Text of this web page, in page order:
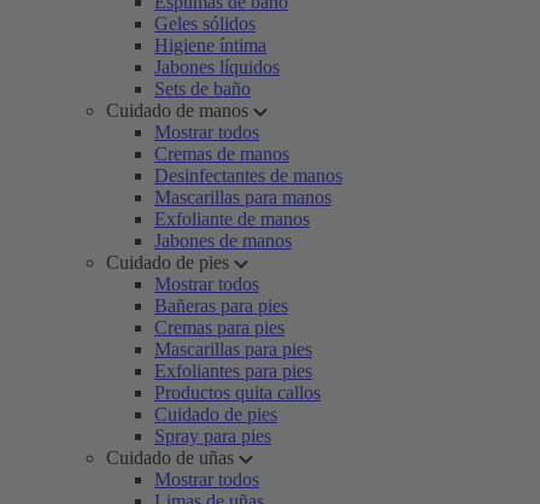
Geles sólidos
Higiene íntima
Jabones líquidos
Sets de baño
Cuidado de manos
Mostrar todos
Cremas de manos
Desinfectantes de manos
Mascarillas para manos
Exfoliante de manos
Jabones de manos
Cuidado de pies
Mostrar todos
Bañeras para pies
Cremas para pies
Mascarillas para pies
Exfoliantes para pies
Productos quita callos
Cuidado de pies
Spray para pies
Cuidado de uñas
Mostrar todos